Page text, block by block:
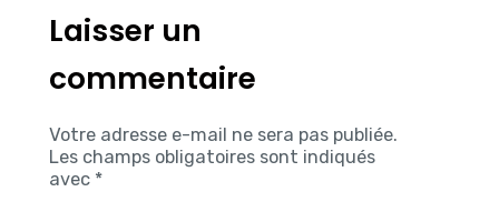
Laisser un
commentaire
Votre adresse e-mail ne sera pas publiée.
Les champs obligatoires sont indiqués
avec *